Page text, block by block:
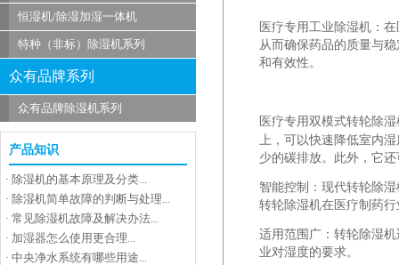
恒湿机/除湿加湿一体机
特种（非标）除湿机系列
众有品牌系列
众有品牌除湿机系列
产品知识
· 除湿机的基本原理及分类...
· 除湿机简单故障的判断与处理...
· 常见除湿机故障及解决办法...
· 加湿器怎么使用更合理...
· 中央净水系统有哪些用途...
医疗专用工业除湿机 ： 在
从而确保药品的质量与
和有效性。
医疗专用双模式转轮除
上，可以快速降低室内
少的碳排放。此外，它
智能控制：现代转轮除
转轮除湿机在医疗制药
适用范围广：转轮除湿
业对湿度的要求。